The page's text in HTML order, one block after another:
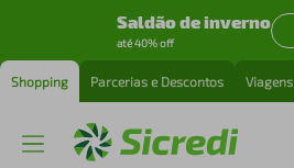
Saldão de inverno
até 40% off
Shopping Parcerias e Descontos Viagens